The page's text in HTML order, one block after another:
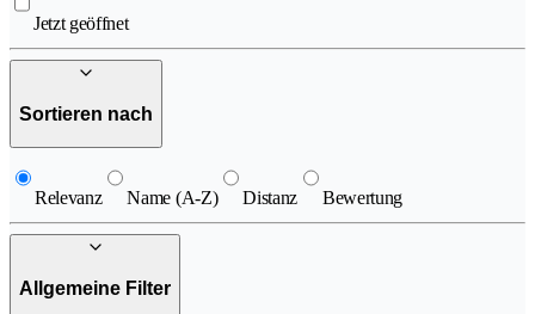
Jetzt geöffnet
Sortieren nach
Relevanz Name (A-Z) Distanz Bewertung
Allgemeine Filter